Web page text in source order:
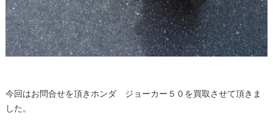
今回はお問合せを頂きホンダ ジョーカー５０を買取させて頂きま
した。